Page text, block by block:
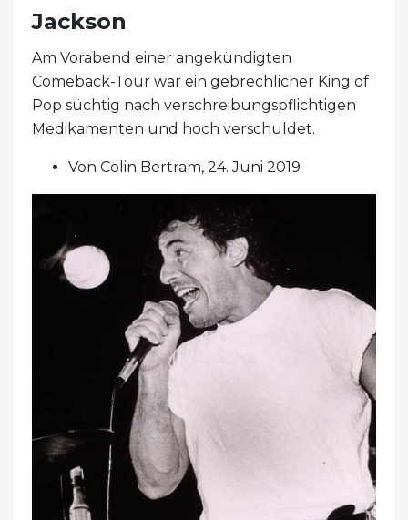
Jackson
Am Vorabend einer angekündigten
Comeback-Tour war ein gebrechlicher King of
Pop süchtig nach verschreibungspflichtigen
Medikamenten und hoch verschuldet.
Von Colin Bertram, 24. Juni 2019